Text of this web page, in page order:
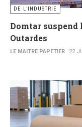
DE L’INDUSTRIE
Domtar suspend
Outardes
LE MAITRE PAPETIER 22